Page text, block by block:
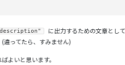
に出力するための文章とし
違ってたら、すみません)
よいと思います。